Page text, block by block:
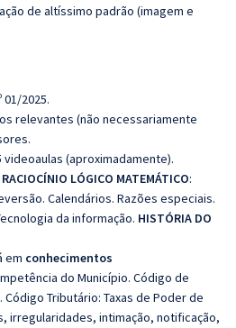
de altíssimo padrão (imagem e
01/2025.
relevantes (não necessariamente
videoaulas (aproximadamente).
RACIOCÍNIO LÓGICO MATEMÁTICO:
Calendários. Razões especiais.
da informação. HISTÓRIA DO
em conhecimentos
do Município. Código de
Tributário: Taxas de Poder de
irregularidades, intimação, notificação,